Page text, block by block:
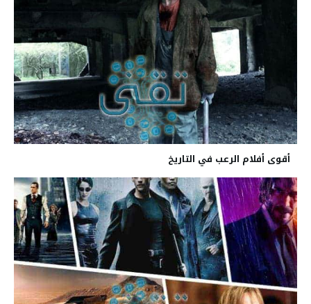
أقوى أفلام الرعب في التاريخ